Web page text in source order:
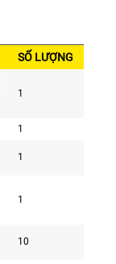
SỐ LƯỢNG
1
1
1
1
10